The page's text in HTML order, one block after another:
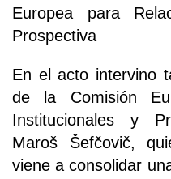
Europea para
Prospectiva
En el acto intervino
de la Comisión
Institucionales y
Maroš Šefčovič,
viene a consolidar